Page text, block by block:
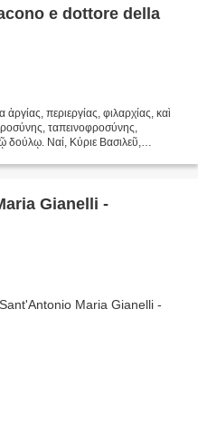
e dottore della
περιεργίας, φιλαρχίας, καὶ
ταπεινοφροσύνης,
δούλῳ. Ναί, Κύριε Βασιλεῦ,
Gianelli -